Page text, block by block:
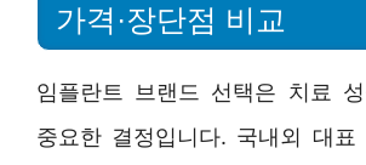
가격·장단점 비교
임플란트 브랜드 선택은 치료
중요한 결정입니다. 국내외 대표